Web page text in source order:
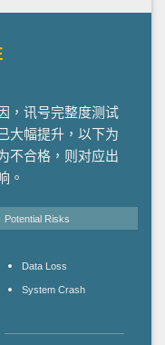
，讯号完整度测试
大幅提升，以下为
不合格，则对应出
。
Potential Risks
Data Loss
System Crash